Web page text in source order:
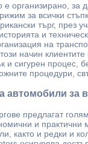
е организирано, за
за всички
търг, през
и
на
начин клиентите
и сигурен процес,
процедури,
автомобили за
предлагат
и практични
както и редки и